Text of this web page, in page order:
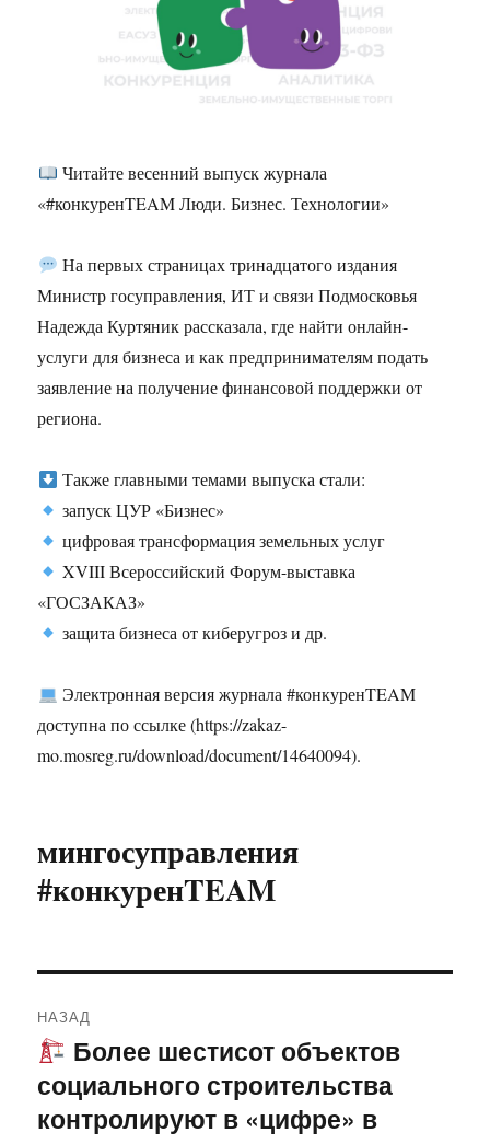
Читайте весенний выпуск журнала
«#конкуренTEAM Люди. Бизнес. Технологии»
На первых страницах тринадцатого издания
Министр госуправления, ИТ и связи Подмосковья
Надежда Куртяник рассказала, где найти онлайн-
услуги для бизнеса и как предпринимателям подать
заявление на получение финансовой поддержки от
региона.
Также главными темами выпуска стали:
запуск ЦУР «Бизнес»
цифровая трансформация земельных услуг
XVIII Всероссийский Форум-выставка
«ГОСЗАКАЗ»
защита бизнеса от киберугроз и др.
Электронная версия журнала #конкуренTEAM
доступна по ссылке (https://zakaz-
mo.mosreg.ru/download/document/14640094).
мингосуправления
#конкуренTEAM
по
записям
НАЗАД
Предыдущая
запись:
Более шестисот объектов
социального строительства
контролируют в «цифре» в